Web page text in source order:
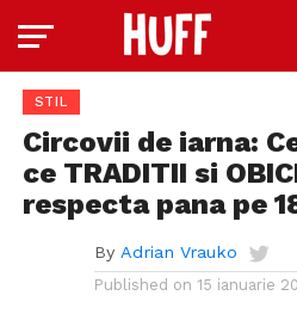
STIL
Circovii de iarna:
ce TRADITII si
respecta pana pe
By Adrian Vrauko
Published on 15 ianuarie